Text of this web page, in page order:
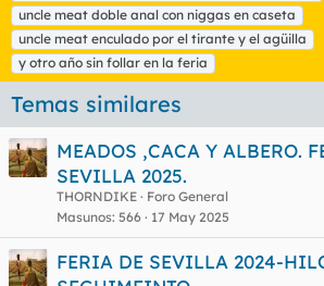
uncle meat doble anal con niggas en caseta
uncle meat enculado por el tirante y el agüilla
y otro año sin follar en la feria
Temas similares
MEADOS ,CACA Y ALBERO.
SEVILLA 2025.
THORNDIKE
Foro General
Masunos 566 17 May 2025
FERIA DE SEVILLA 2024-